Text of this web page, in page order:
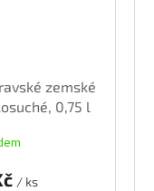
zemské
0,75 l
/ ks